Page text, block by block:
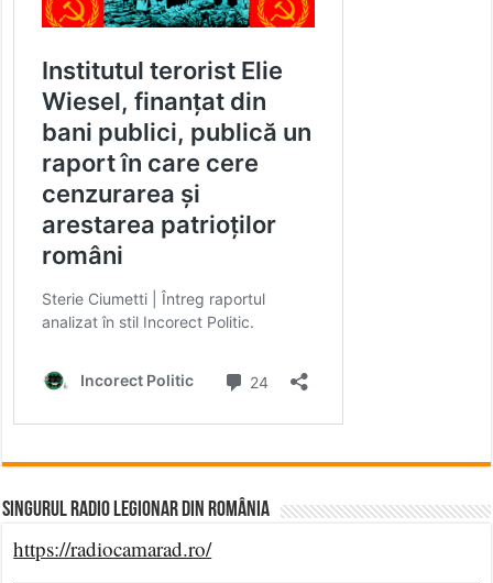
Singurul Radio Legionar din România
https://radiocamarad.ro/